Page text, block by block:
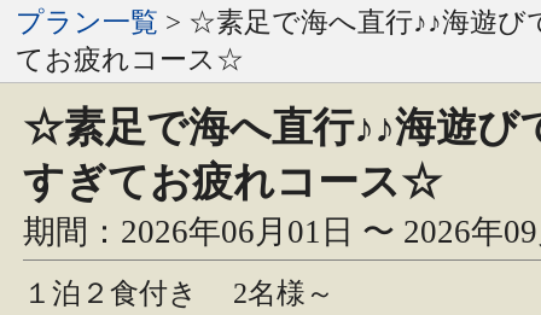
プラン一覧 > ☆素足で海へ直行♪♪海遊び
てお疲れコース☆
☆素足で海へ直行♪♪海遊び
すぎてお疲れコース☆
期間：2026年06月01日 〜 2026年
１泊２食付き
2名様～